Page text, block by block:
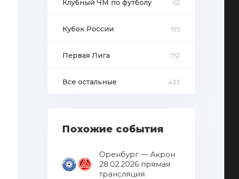
Клубный ЧМ по футболу 62
Кубок России 195
Первая Лига 752
Все остальные 433
Похожие события
Оренбург — Акрон
28.02.2026 прямая
трансляция